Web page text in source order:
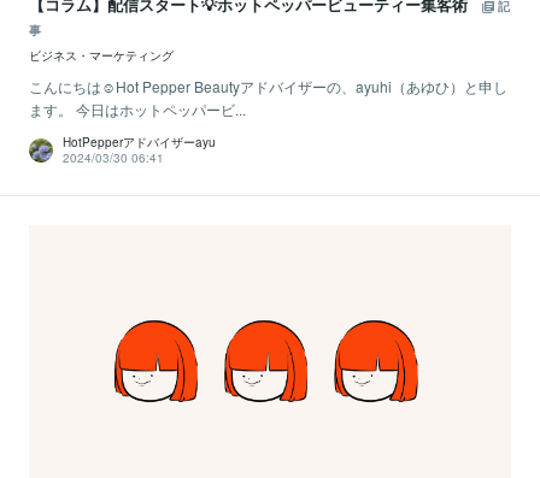
記
事
ビジネス・マーケティング
こんにちは☺Hot Pepper Beautyアドバイザーの、ayuhi（あゆひ）と申し
ます。 今日はホットペッパービ...
HotPepperアドバイザーayu
2024/03/30 06:41